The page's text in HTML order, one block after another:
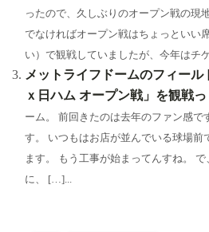
ったので、久しぶりのオープン戦の現
でなければオープン戦はちょっといい
い）で観戦していましたが、今年はチ
メットライフドームのフィー
ｘ日ハム オープン戦」を観戦っ
ーム。 前回きたのは去年のファン感で
す。 いつもはお店が並んでいる球場前
ます。 もう工事が始まってんすね。
に、 […]...